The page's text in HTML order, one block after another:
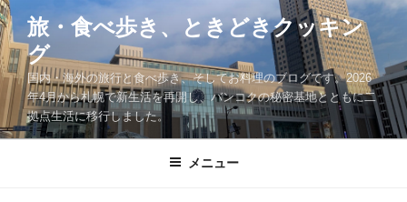
コ
ン
テ
ン
ツ
へ
ス
旅・食べ歩き、ときどきクッキン
グ
国内・海外の旅行と食べ歩き、そしてお料理のブログです。2026
年4月から札幌で新生活を再開し、バンコクの秘密基地とともに二
拠点生活に移行しました。
メニュー